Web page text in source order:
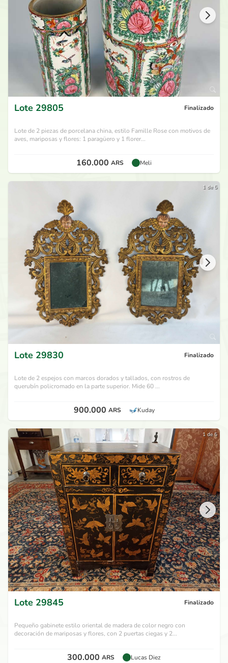
Lote 29805 Finalizado
Lote de 2 piezas de porcelana china, estilo Famille Rose con motivos de
aves, mariposas y flores: 1 paragüero y 1 florer...
160.000 ARS Meli
1 de 5
Lote 29830 Finalizado
Lote de 2 espejos con marcos dorados y tallados, con rostros de
querubín policromado en la parte superior. Mide 60 ...
900.000 ARS Kuday
1 de 5
Lote 29845 Finalizado
Pequeño gabinete estilo oriental de madera de color negro con
decoración de mariposas y flores, con 2 puertas ciegas y 2...
300.000 ARS Lucas Diez